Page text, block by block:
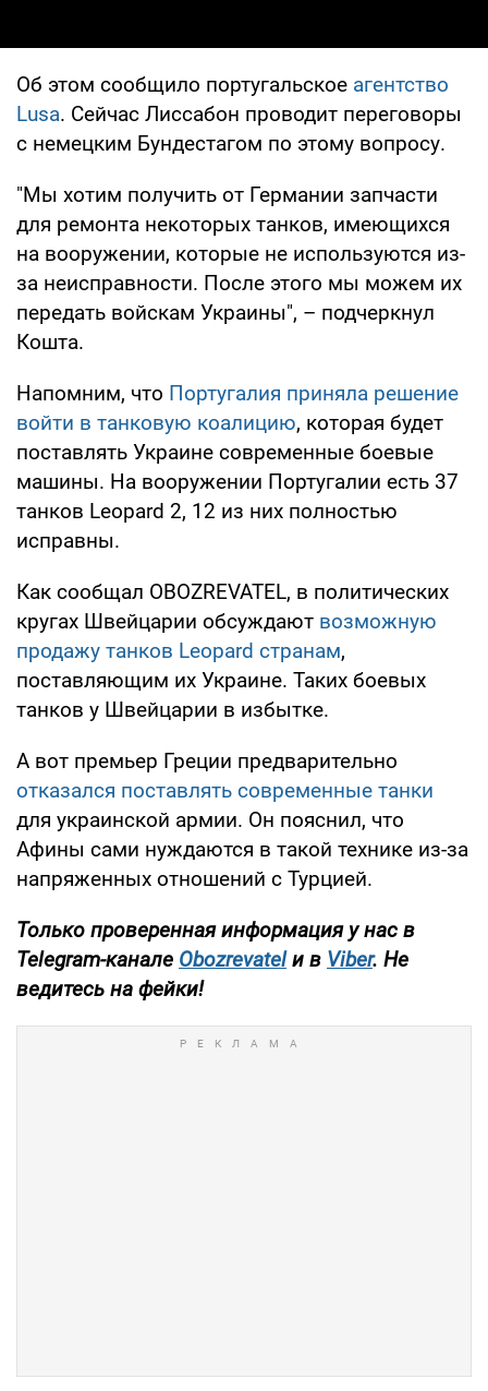
Об этом сообщило португальское агентство
Lusa. Сейчас Лиссабон проводит переговоры
с немецким Бундестагом по этому вопросу.
"Мы хотим получить от Германии запчасти
для ремонта некоторых танков, имеющихся
на вооружении, которые не используются из-
за неисправности. После этого мы можем их
передать войскам Украины", – подчеркнул
Кошта.
Напомним, что Португалия приняла решение
войти в танковую коалицию, которая будет
поставлять Украине современные боевые
машины. На вооружении Португалии есть 37
танков Leopard 2, 12 из них полностью
исправны.
Как сообщал OBOZREVATEL, в политических
кругах Швейцарии обсуждают возможную
продажу танков Leopard странам,
поставляющим их Украине. Таких боевых
танков у Швейцарии в избытке.
А вот премьер Греции предварительно
отказался поставлять современные танки
для украинской армии. Он пояснил, что
Афины сами нуждаются в такой технике из-за
напряженных отношений с Турцией.
Только проверенная информация у нас в
Telegram-канале Obozrevatelи в Viber. Не
ведитесь на фейки!